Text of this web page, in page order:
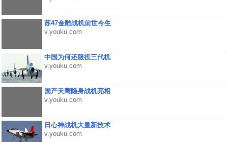
苏47金雕战机前世今生
v.youku.com
中国为何还服役三代机
v.youku.com
国产天鹰隐身战机亮相
v.youku.com
日心神战机大量新技术
v.youku.com